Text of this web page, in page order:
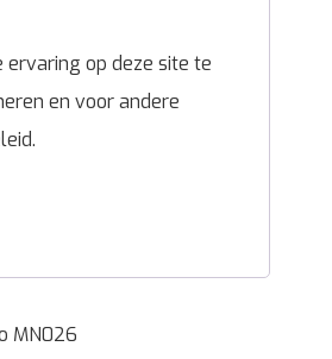
op deze site te
en voor andere
.
MN026